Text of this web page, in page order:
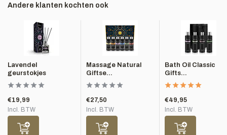
Andere klanten kochten ook
Lavendel
geurstokjes
€19,99
Incl. BTW
Massage Natural
Giftse...
€27,50
Incl. BTW
Bath Oil Classic
Gifts...
€49,95
Incl. BTW